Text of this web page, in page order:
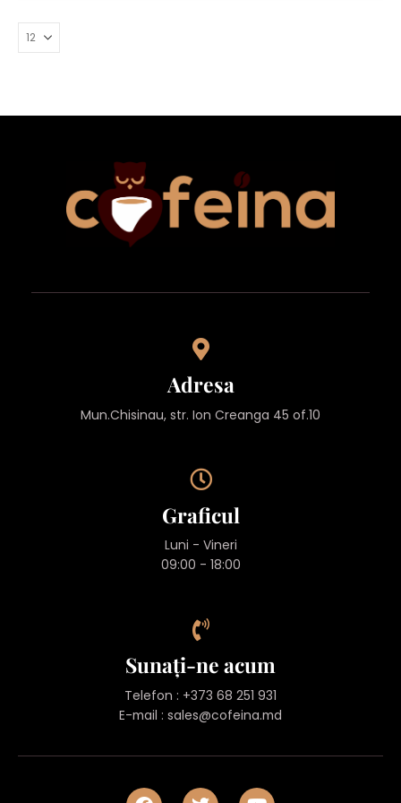
Adresa
Mun.Chisinau, str. Ion Creanga 45 of.10
Graficul
Luni - Vineri
09:00 - 18:00
Sunați-ne acum
Telefon : +373 68 251 931
E-mail : sales@cofeina.md